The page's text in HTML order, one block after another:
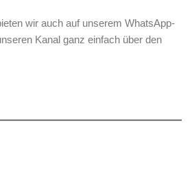
wir auch auf unserem WhatsApp-
Kanal ganz einfach über den